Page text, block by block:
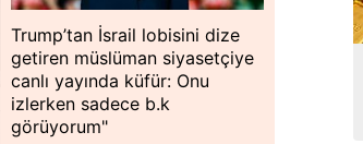
Trump’tan İsrail lobisini dize
getiren müslüman siyasetçiye
canlı yayında küfür: Onu
izlerken sadece b.k
görüyorum"